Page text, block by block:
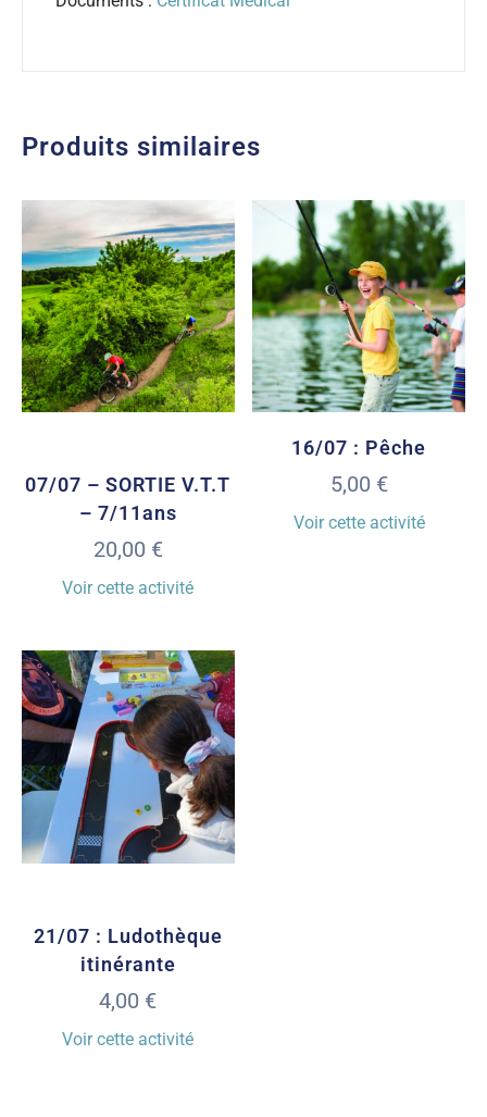
Produits similaires
07/07 – SORTIE V.T.T
– 7/11ans
20,00 €
Voir cette activité
16/07 : Pêche
5,00 €
Voir cette activité
21/07 : Ludothèque
itinérante
4,00 €
Voir cette activité